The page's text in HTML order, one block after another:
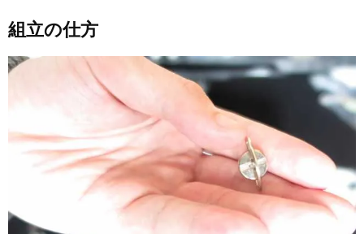
組立の仕方